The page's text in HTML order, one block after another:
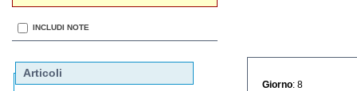
INCLUDI NOTE
Articoli
Giorno : 8